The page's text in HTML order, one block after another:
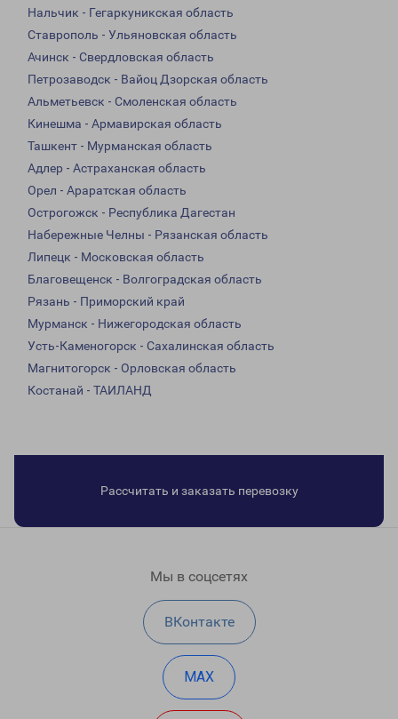
Нальчик - Гегаркуникская область
Ставрополь - Ульяновская область
Ачинск - Свердловская область
Петрозаводск - Вайоц Дзорская область
Альметьевск - Смоленская область
Кинешма - Армавирская область
Ташкент - Мурманская область
Адлер - Астраханская область
Орел - Араратская область
Острогожск - Республика Дагестан
Набережные Челны - Рязанская область
Липецк - Московская область
Благовещенск - Волгоградская область
Рязань - Приморский край
Мурманск - Нижегородская область
Усть-Каменогорск - Сахалинская область
Магнитогорск - Орловская область
Костанай - ТАИЛАНД
Рассчитать и заказать перевозку
Мы в соцсетях
ВКонтакте
MAX